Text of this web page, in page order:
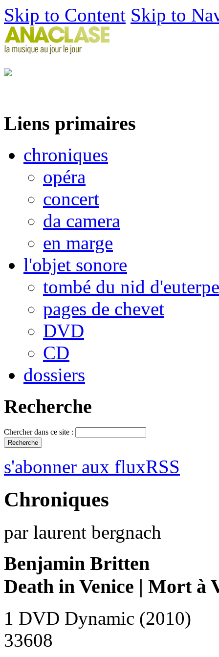
Skip to Content Skip to
Liens primaires
chroniques
opéra
concert
da camera
en marge
l'objet sonore
tombé du nid d'euterpe
pages de chevet
DVD
CD
dossiers
Recherche
Chercher dans ce site :
s'abonner aux fluxRSS
Chroniques
par laurent bergnach
Benjamin Britten
Death in Venice | Mort à
1 DVD Dynamic (2010)
33608